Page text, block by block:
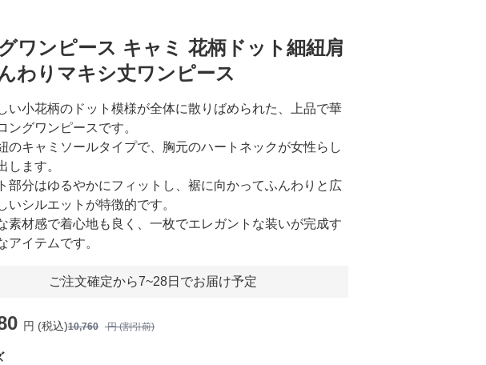
ワンピース キャミ 花柄ドット細紐肩
わりマキシ丈ワンピース
い小花柄のドット模様が全体に散りばめられた、上品で華
ングワンピースです。
のキャミソールタイプで、胸元のハートネックが女性らし
します。
部分はゆるやかにフィットし、裾に向かってふんわりと広
いシルエットが特徴的です。
素材感で着心地も良く、一枚でエレガントな装いが完成す
アイテムです。
ご注文確定から7~28日でお届け予定
円 (税込)10,760 円 (割引前)